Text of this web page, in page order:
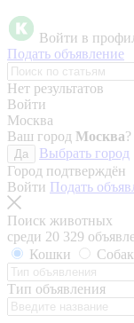
Войти в
Подать объявление
Нет результатов
Войти
Москва
Ваш город Москва?
Да
Выбрать город
Город подтверждён
Войти Подать
Поиск животных
среди 20 329
Кошки
Тип объявления